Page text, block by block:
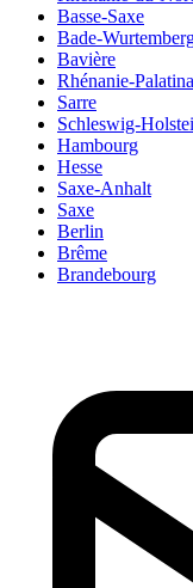
Basse-Saxe
Bade-
Bavière
Rhénanie-
Sarre
Schleswig-
Hambourg
Hesse
Saxe-Anhalt
Saxe
Berlin
Brême
Brandebourg